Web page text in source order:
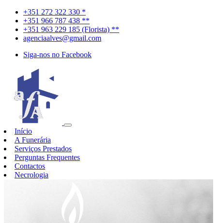
+351 272 322 330 *
+351 966 787 438 **
+351 963 229 185 (Florista) **
agenciaalves@gmail.com
Siga-nos no Facebook
Início
A Funerária
Serviços Prestados
Perguntas Frequentes
Contactos
Necrologia